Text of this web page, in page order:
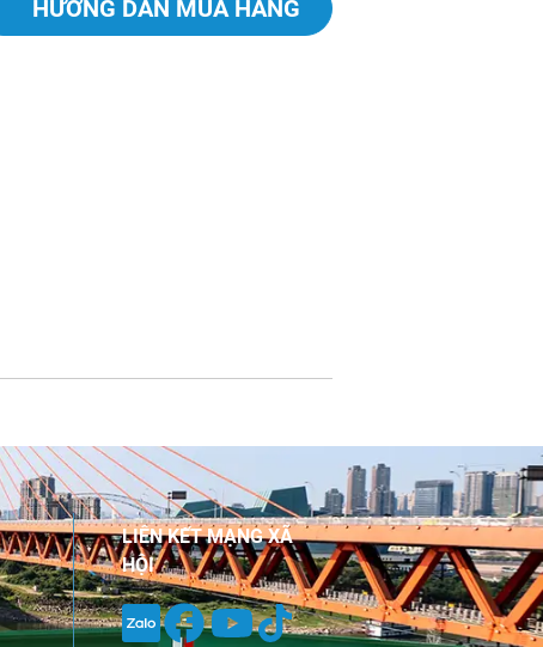
HƯỚNG DẪN MUA HÀNG
LIÊN KẾT MẠNG XÃ
HỘI